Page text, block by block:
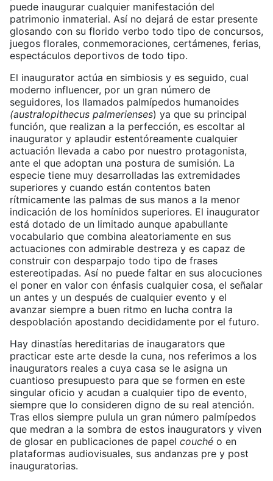
puede inaugurar cualquier manifestación del
patrimonio inmaterial. Así no dejará de estar presente
glosando con su florido verbo todo tipo de concursos,
juegos florales, conmemoraciones, certámenes, ferias,
espectáculos deportivos de todo tipo.
El inaugurator actúa en simbiosis y es seguido, cual
moderno influencer, por un gran número de
seguidores, los llamados palmípedos humanoides
(australopithecus palmerienses) ya que su principal
función, que realizan a la perfección, es escoltar al
inaugurator y aplaudir estentóreamente cualquier
actuación llevada a cabo por nuestro protagonista,
ante el que adoptan una postura de sumisión. La
especie tiene muy desarrolladas las extremidades
superiores y cuando están contentos baten
rítmicamente las palmas de sus manos a la menor
indicación de los homínidos superiores. El inaugurator
está dotado de un limitado aunque apabullante
vocabulario que combina aleatoriamente en sus
actuaciones con admirable destreza y es capaz de
construir con desparpajo todo tipo de frases
estereotipadas. Así no puede faltar en sus alocuciones
el poner en valor con énfasis cualquier cosa, el señalar
un antes y un después de cualquier evento y el
avanzar siempre a buen ritmo en lucha contra la
despoblación apostando decididamente por el futuro.
Hay dinastías hereditarias de inaugarators que
practicar este arte desde la cuna, nos referimos a los
inaugurators reales a cuya casa se le asigna un
cuantioso presupuesto para que se formen en este
singular oficio y acudan a cualquier tipo de evento,
siempre que lo consideren digno de su real atención.
Tras ellos siempre pulula un gran número palmípedos
que medran a la sombra de estos inaugurators y viven
de glosar en publicaciones de papel couché o en
plataformas audiovisuales, sus andanzas pre y post
inauguratorias.